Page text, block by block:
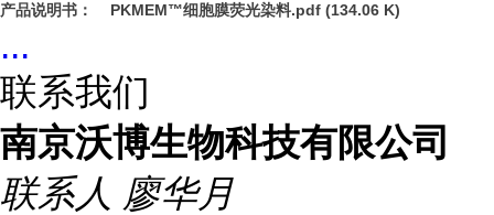
产品说明书： PKMEM™细胞膜荧光染料.pdf (134.06 K)
...
联系我们
南京沃博生物科技有限公司
联系人 廖华月